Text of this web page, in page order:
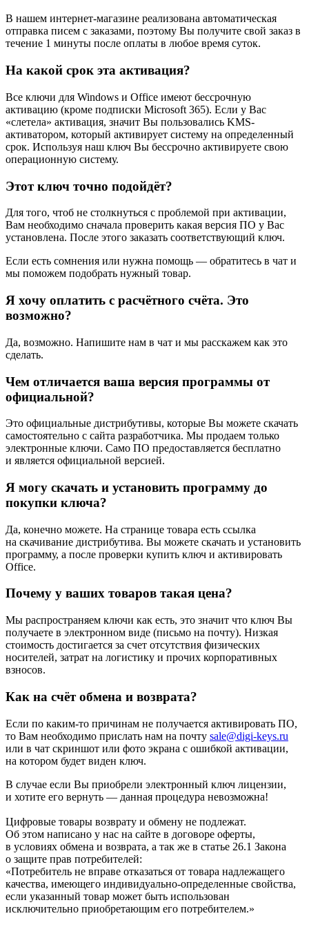
В нашем интернет-магазине реализована автоматическая
отправка писем с заказами, поэтому Вы получите свой заказ в
течение 1 минуты после оплаты в любое время суток.
На какой срок эта активация?
Все ключи для Windows и Office имеют бессрочную
активацию (кроме подписки Microsoft 365). Если у Вас
«слетела» активация, значит Вы пользовались KMS-
активатором, который активирует систему на определенный
срок. Используя наш ключ Вы бессрочно активируете свою
операционную систему.
Этот ключ точно подойдёт?
Для того, чтоб не столкнуться с проблемой при активации,
Вам необходимо сначала проверить какая версия ПО у Вас
установлена. После этого заказать соответствующий ключ.
Если есть сомнения или нужна помощь — обратитесь в чат и
мы поможем подобрать нужный товар.
Я хочу оплатить с расчётного счёта. Это
возможно?
Да, возможно. Напишите нам в чат и мы расскажем как это
сделать.
Чем отличается ваша версия программы от
официальной?
Это официальные дистрибутивы, которые Вы можете скачать
самостоятельно с сайта разработчика. Мы продаем только
электронные ключи. Само ПО предоставляется бесплатно
и является официальной версией.
Я могу скачать и установить программу до
покупки ключа?
Да, конечно можете. На странице товара есть ссылка
на скачивание дистрибутива. Вы можете скачать и установить
программу, а после проверки купить ключ и активировать
Office.
Почему у ваших товаров такая цена?
Мы распространяем ключи как есть, это значит что ключ Вы
получаете в электронном виде (письмо на почту). Низкая
стоимость достигается за счет отсутствия физических
носителей, затрат на логистику и прочих корпоративных
взносов.
Как на счёт обмена и возврата?
Если по каким-то причинам не получается активировать ПО,
то Вам необходимо прислать нам на почту sale@digi-keys.ru
или в чат скриншот или фото экрана с ошибкой активации,
на котором будет виден ключ.
В случае если Вы приобрели электронный ключ лицензии,
и хотите его вернуть — данная процедура невозможна!
Цифровые товары возврату и обмену не подлежат.
Об этом написано у нас на сайте в договоре оферты,
в условиях обмена и возврата, а так же в статье 26.1 Закона
о защите прав потребителей:
«Потребитель не вправе отказаться от товара надлежащего
качества, имеющего индивидуально-определенные свойства,
если указанный товар может быть использован
исключительно приобретающим его потребителем.»